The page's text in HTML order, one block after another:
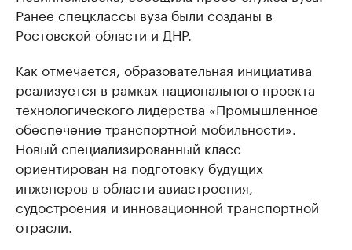
Ранее спецклассы вуза были созданы в
Ростовской области и ДНР.
Как отмечается, образовательная инициатива
реализуется в рамках национального проекта
технологического лидерства «Промышленное
обеспечение транспортной мобильности».
Новый специализированный класс
ориентирован на подготовку будущих
инженеров в области авиастроения,
судостроения и инновационной транспортной
отрасли.